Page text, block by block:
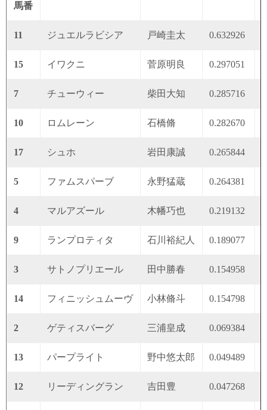
馬番
11 ジュエルラビシア 戸崎圭太 0.632926
15 イワクニ 菅原明良 0.297051
7 チューウィー 柴田大知 0.285716
10 ロムレーン 石橋脩 0.282670
17 シュホ 岩田康誠 0.265844
5 ファムスパーブ 永野猛蔵 0.264381
4 マルアズール 木幡巧也 0.219132
9 ランプロティタ 石川裕紀人 0.189077
3 サトノプリエール 田中勝春 0.154958
14 フィニッシュムーヴ 小林脩斗 0.154798
2 ゲティスバーグ 三浦皇成 0.069384
13 パープライト 野中悠太郎 0.049489
12 リーディングラン 吉田豊 0.047268